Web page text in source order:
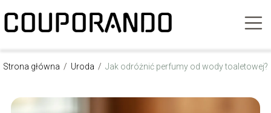
Strona główna / Uroda / Jak odróżnić perfumy od wody toaletowej?